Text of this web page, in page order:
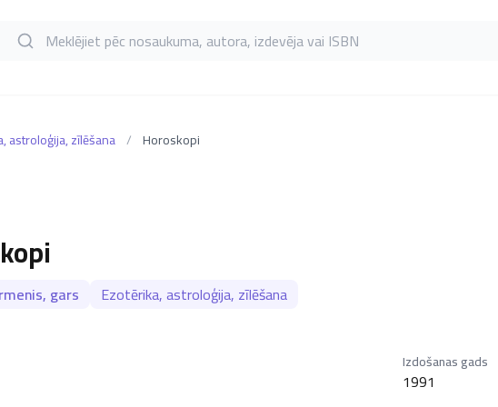
Meklēt grāmatas pēc nosaukuma, autora, izdevēja vai ISBN
astroloģija, zīlēšana / Horoskopi
gars Ezotērika, astroloģija, zīlēšana
Izdošanas gads
1991